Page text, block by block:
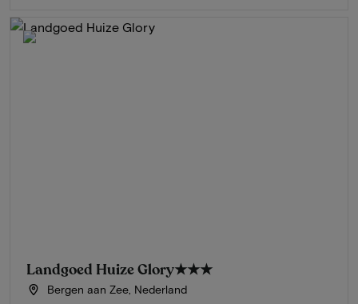
Landgoed Huize Glory★★★
Bergen aan Zee, Nederland